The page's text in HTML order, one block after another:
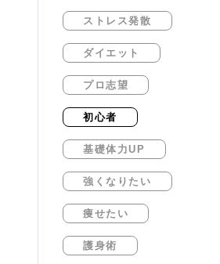
ストレス発散
ダイエット
プロ志望
初心者
基礎体力UP
強くなりたい
痩せたい
護身術